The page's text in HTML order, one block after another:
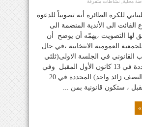
محلية نشاطات متفرقة
للكرة الطائرة أنه تصويباً للدعوة
الفائت الى الأندية المنضمة الى
لها التصويت ،يهمّه أن يوضح أن
للجمعية العمومية الانتخابية ،في حال
القانوني في الجلسة الاولى(ثلثي
الأصوات) المحددة في 13 كانون الأول المقبل وفي
الجلسة الثانية(النصف زائد واحد) المحددة في 20
، ستكون قانونية بمن ...